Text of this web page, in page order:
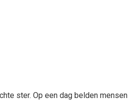
ster. Op een dag belden mensen